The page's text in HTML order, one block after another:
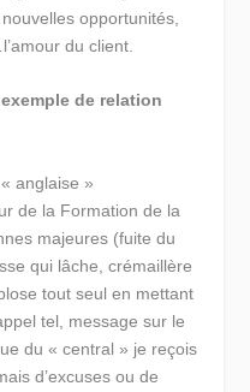
opportunités,
du client.
de relation
anglaise »
de la Formation de la
majeures (fuite du
qui lâche, crémaillère
tout seul en mettant
tel, message sur le
du « central » je reçois
d’excuses ou de